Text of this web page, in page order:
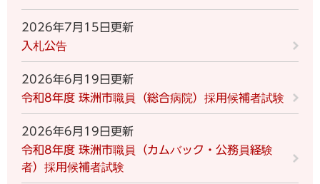
2026年7月15日更新
入札公告
2026年6月19日更新
令和8年度 珠洲市職員（総合病院）採用候補者試験
2026年6月19日更新
令和8年度 珠洲市職員（カムバック・公務員経験
者）採用候補者試験